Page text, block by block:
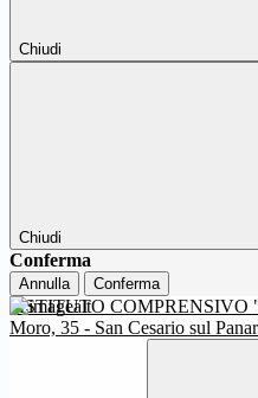
Chiudi
Chiudi
Conferma
Annulla Conferma
ISTITUTO COMPRENSIVO
Moro, 35 - San Cesario sul